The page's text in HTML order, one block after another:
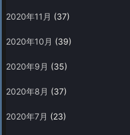
2020年11月 (37)
2020年10月 (39)
2020年9月 (35)
2020年8月 (37)
2020年7月 (23)